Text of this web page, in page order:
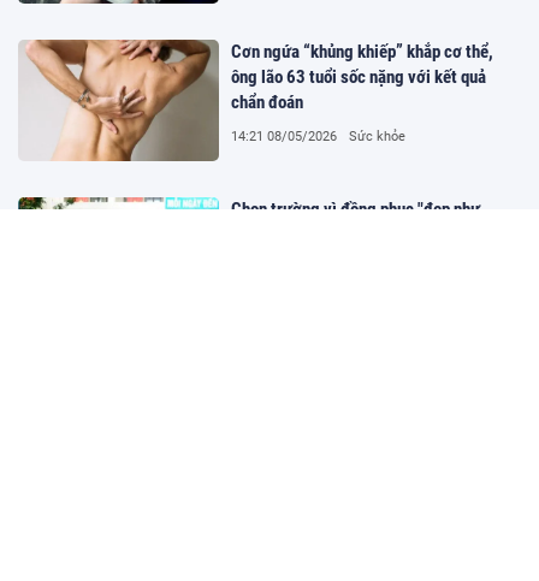
Cơn ngứa “khủng khiếp” khắp cơ thể,
ông lão 63 tuổi sốc nặng với kết quả
chẩn đoán
14:21 08/05/2026 Sức khỏe
Chọn trường vì đồng phục "đẹp như